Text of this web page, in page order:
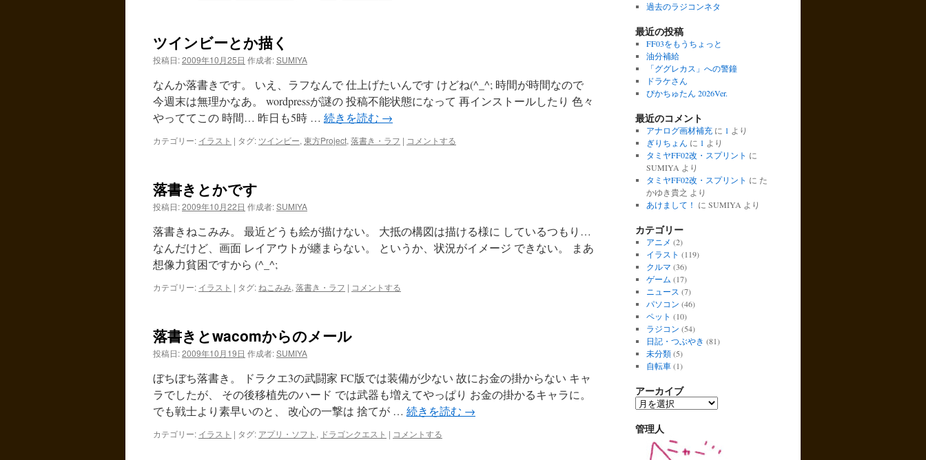
ツインビーとか描く
投稿日:2009年10月25日 作成者:SUMIYA
なんか落書きです。 いえ、ラフなんで 仕上げたいんです けどね(^_^; 時間が時間なので
今週末は無理かなあ。 wordpressが謎の 投稿不能状態になって 再インストールしたり 色々
やっててこの 時間… 昨日も5時 … 続きを読む →
カテゴリー: イラスト | タグ: ツインビー, 東方Project, 落書き・ラフ | コメントする
落書きとかです
投稿日:2009年10月22日 作成者:SUMIYA
落書きねこみみ。 最近どうも絵が描けない。 大抵の構図は描ける様に しているつもり…
なんだけど、画面 レイアウトが纏まらない。 というか、状況がイメージ できない。 まあ
想像力貧困ですから (^_^;
カテゴリー: イラスト | タグ: ねこみみ, 落書き・ラフ | コメントする
落書きとwacomからのメール
投稿日:2009年10月19日 作成者:SUMIYA
ぼちぼち落書き。 ドラクエ3の武闘家 FC版では装備が少ない 故にお金の掛からない キャ
ラでしたが、 その後移植先のハード では武器も増えてやっぱり お金の掛かるキャラに。
でも戦士より素早いのと、 改心の一撃は 捨てが … 続きを読む →
カテゴリー: イラスト | タグ: アプリ・ソフト , ドラゴンクエスト | コメントする
過去のラジコンネタ
最近の投稿
FF03をもうちょっと
油分補給
「ググレカス」への警鐘
ドラケさん
ぴかちゅたん 2026Ver.
最近のコメント
アナログ画材補充に 1 より
ぎりちょん に 1 より
タミヤFF02改・スプリント に
SUMIYA より
タミヤFF02改・スプリント に た
かゆき貴之 より
あけまして！ に SUMIYA より
カテゴリー
アニメ (2)
イラスト (119)
クルマ (36)
ゲーム (17)
ニュース (7)
パソコン (46)
ペット (10)
ラジコン (54)
日記・つぶやき (81)
未分類(5)
自転車(1)
アーカイブ
ア
カ
管理人